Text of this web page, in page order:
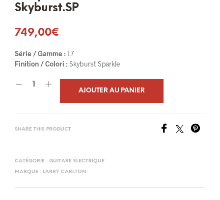
Skyburst.SP
749,00€
Série / Gamme : L7
Finition / Colori : Skyburst Sparkle
AJOUTER AU PANIER
SHARE THIS PRODUCT
CATÉGORIE : GUITARE ÉLECTRIQUE
MARQUE : LARRY CARLTON